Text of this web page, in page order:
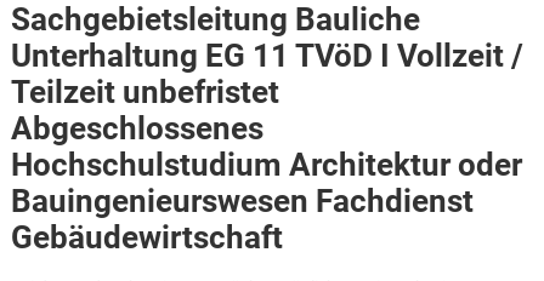
Sachgebietsleitung Bauliche
Unterhaltung EG 11 TVöD I Vollzeit /
Teilzeit unbefristet
Abgeschlossenes
Hochschulstudium Architektur oder
Bauingenieurswesen Fachdienst
Gebäudewirtschaft